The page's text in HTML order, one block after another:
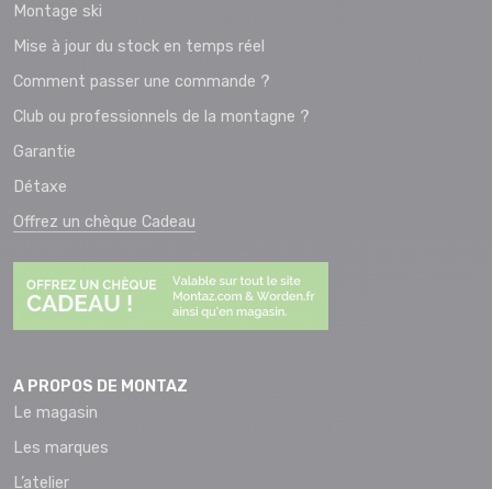
Montage ski
Mise à jour du stock en temps réel
Comment passer une commande ?
Club ou professionnels de la montagne ?
Garantie
Détaxe
Offrez un chèque Cadeau
A PROPOS DE MONTAZ
Le magasin
Les marques
L’atelier